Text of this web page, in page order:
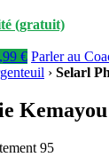
(gratuit)
€ Parler au
› Selarl
Kemayou
95